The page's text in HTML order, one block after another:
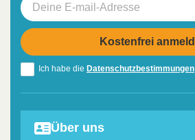
Ich habe die Datenschutzbestimmungen
Über uns